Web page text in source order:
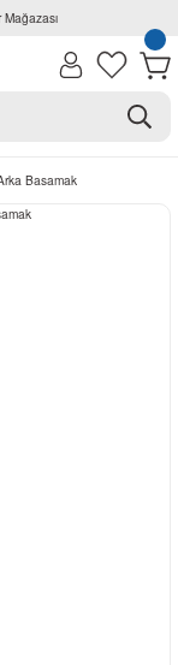
Basamak